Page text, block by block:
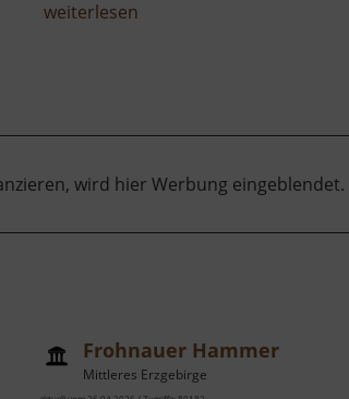
weiterlesen
wird hier Werbung eingeblendet.
Frohnauer Hammer
Mittleres Erzgebirge